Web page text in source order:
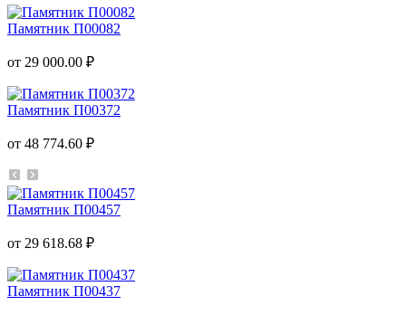
Памятник П00082
от 29 000.00 ₽
Памятник П00372
от 48 774.60 ₽
Памятник П00457
от 29 618.68 ₽
Памятник П00437